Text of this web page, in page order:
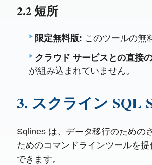
2.2 短所
限定無料版: このツールの無
クラウド サービスとの直接
が組み込まれていません。
3. スクライン SQL
Sqlines は、データ移行のための
ためのコマンドラインツールを
できます。